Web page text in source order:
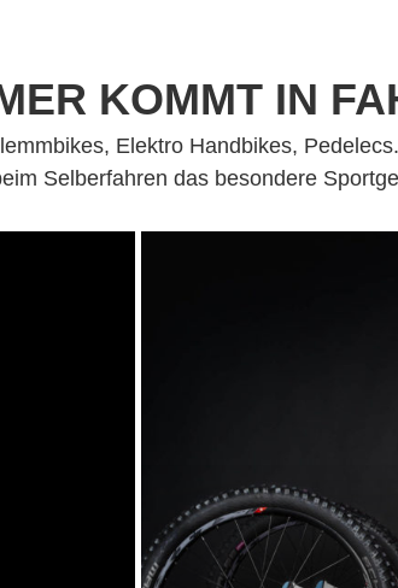
KOMMT IN
Elektro Handbikes,
Selberfahren das besondere